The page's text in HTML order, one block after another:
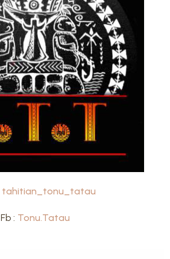
tahitian_tonu_tatau
Fb : Tonu.Tatau